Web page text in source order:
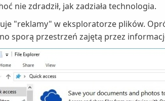
nie zdradził, jak zadziała technologia.
"reklamy" w eksploratorze plików.
sporą przestrzeń zajętą przez